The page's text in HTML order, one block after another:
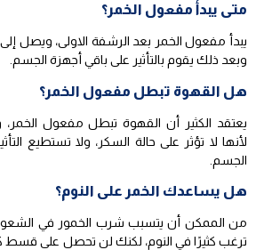
متى يبدأ مفعول الخمر؟
وبعد ذلك يقوم بالتأثير على باقي أجهزة الجسم.
هل القهوة تبطل مفعول الخمر؟
يعتقد الكثير أن القهوة تبطل مفعول الخمر،
لأنها لا تؤثر على حالة السكر، ولا تستطيع
الجسم.
هل يساعدك الخمر على النوم؟
من الممكن أن يتسبب شرب الخمور في
ترغب كثيرًا في النوم، لكنك لن تحصل على